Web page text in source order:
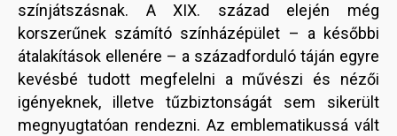
színjátszásnak. A XIX. század elején még
korszerűnek számító színházépület – a későbbi
átalakítások ellenére – a századforduló táján egyre
kevésbé tudott megfelelni a művészi és nézői
igényeknek, illetve tűzbiztonságát sem sikerült
megnyugtatóan rendezni. Az emblematikussá vált